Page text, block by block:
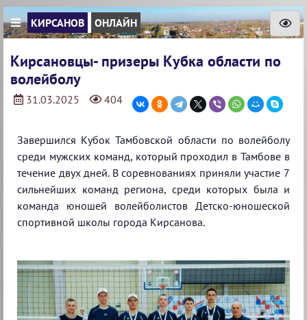
КИРСАНОВ ОНЛАЙН
Кирсановцы- призеры Кубка области по
волейболу
31.03.2025 404
Завершился Кубок Тамбовской области по волейболу
среди мужских команд, который проходил в Тамбове в
течение двух дней. В соревнованиях приняли участие 7
сильнейших команд региона, среди которых была и
команда юношей волейболистов Детско-юношеской
спортивной школы города Кирсанова.